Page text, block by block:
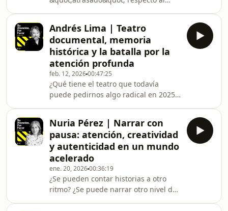
viven simultáneamente en el au
propia naturaleza?En este episodio de
Su Atención Por Favor, Roger Casas-
Alatriste, autor mexicano especialista
en Economía de la Atención y puente
entre los mundos latinoamericano y
europeo, conversa con Marion
Reimers, narradora, analista y una de
las voces
Andrés Lima | Teatro
documental, memoria
histórica y la batalla por la
atención profunda
feb. 12, 202600:47:25
¿Qué tiene el teatro que todavía
puede pedirnos algo radical en 2025:
Casas-Alatriste conversa con Andrés
Lima, uno de los directores
fundamentales del teatro
contemporáneo español, sobre cómo
el escenario puede convertirse en un
laboratorio de memoria, política y
narrativa profunda.Andrés Lima ha
construido una trayectoria marcad
Nuria Pérez | Narrar con
pausa: atención, creatividad
y autenticidad en un mundo
acelerado
ene. 20, 202600:36:19
¿Se pueden contar historias a otro
ritmo? ¿Se puede narrar otro nivel de